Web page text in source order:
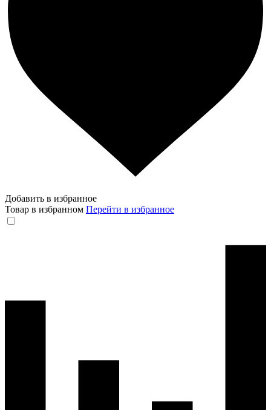
Добавить в избранное
Товар в избранном Перейти в избранное